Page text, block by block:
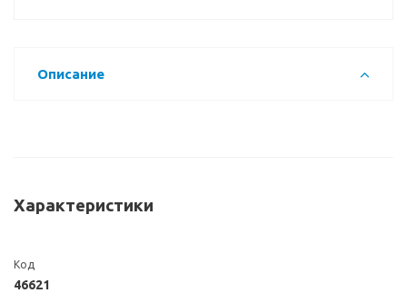
Описание
Характеристики
Код
46621